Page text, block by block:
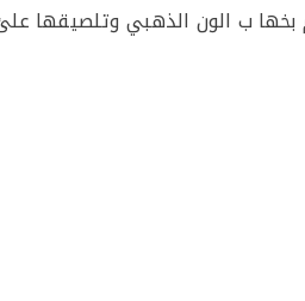
بخها ب الون الذهبي